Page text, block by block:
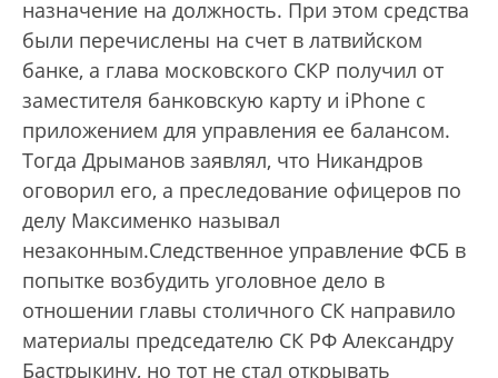
назначение на должность. При этом средства
были перечислены на счет в латвийском
банке, а глава московского СКР получил от
заместителя банковскую карту и iPhone с
приложением для управления ее балансом.
Тогда Дрыманов заявлял, что Никандров
оговорил его, а преследование офицеров по
делу Максименко называл
незаконным.Следственное управление ФСБ в
попытке возбудить уголовное дело в
отношении главы столичного СК направило
материалы председателю СК РФ Александру
Бастрыкину, но тот не стал открывать